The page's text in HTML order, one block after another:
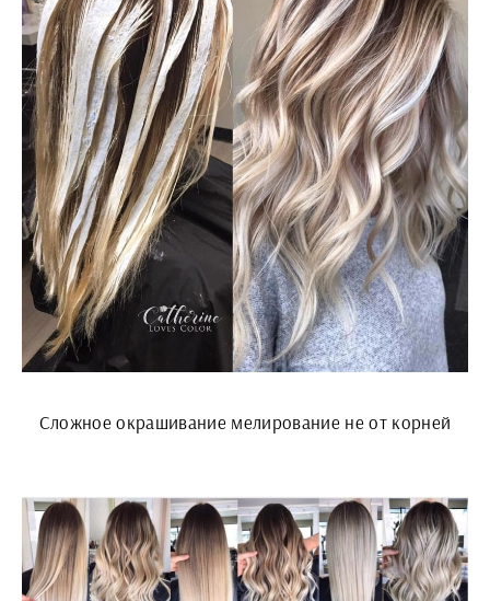
Сложное окрашивание мелирование не от корней